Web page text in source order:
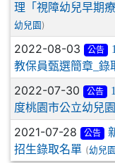
理「視障幼兒早期
幼兒園 )
2022-08-03 公告
教保員甄選簡章_錄
2022-07-30 公告
度桃園市公立幼兒
2021-07-28 公告
招生錄取名單 (幼兒